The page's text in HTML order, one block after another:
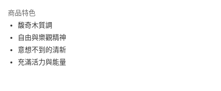
運送方式
付款後全家取貨
每筆NT$80，滿NT$1,000(含以上)免運費
付款後萊爾富取貨
商品特色
馥奇木質調
自由與樂觀精神
意想不到的清新
充滿活力與能量